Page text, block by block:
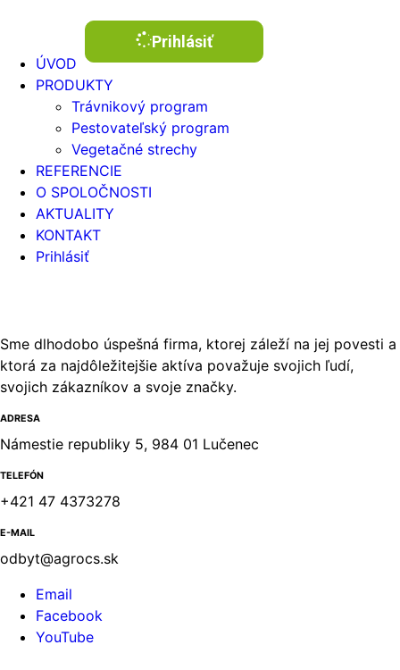
Prihlásiť
ÚVOD
PRODUKTY
Trávnikový program
Pestovateľský program
Vegetačné strechy
REFERENCIE
O SPOLOČNOSTI
AKTUALITY
KONTAKT
Prihlásiť
Sme dlhodobo úspešná firma, ktorej záleží na jej povesti a
ktorá za najdôležitejšie aktíva považuje svojich ľudí,
svojich zákazníkov a svoje značky.
ADRESA
Námestie republiky 5, 984 01 Lučenec
TELEFÓN
+421 47 4373278
E-MAIL
odbyt@agrocs.sk
Email
Facebook
YouTube